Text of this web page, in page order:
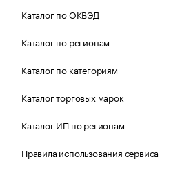
Каталог по ОКВЭД
Каталог по регионам
Каталог по категориям
Каталог торговых марок
Каталог ИП по регионам
Правила использования сервиса